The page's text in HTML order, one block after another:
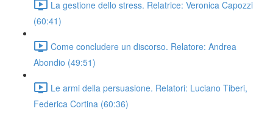
La gestione dello stress. Relatrice: Veronica Capozzi
(60:41)
Come concludere un discorso. Relatore: Andrea
Abondio (49:51)
Le armi della persuasione. Relatori: Luciano Tiberi,
Federica Cortina (60:36)